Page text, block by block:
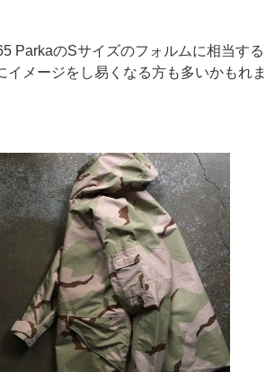
ParkaのSサイズのフォルムに相当する
イメージをし易くなる方も多いかもれま